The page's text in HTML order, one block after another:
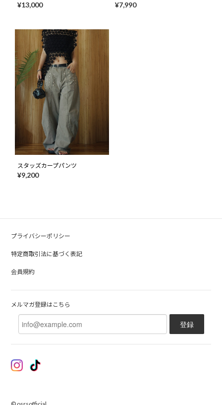
¥13,000 ¥7,990
スタッズカープパンツ
¥9,200
プライバシーポリシー
特定商取引法に基づく表記
会員規約
メルマガ登録はこちら
登録